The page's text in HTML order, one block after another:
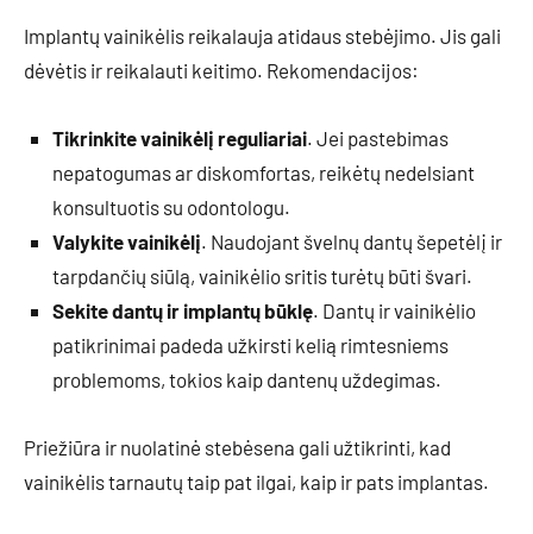
Implantų vainikėlis reikalauja atidaus stebėjimo. Jis gali
dėvėtis ir reikalauti keitimo. Rekomendacijos:
Tikrinkite vainikėlį reguliariai. Jei pastebimas
nepatogumas ar diskomfortas, reikėtų nedelsiant
konsultuotis su odontologu.
Valykite vainikėlį. Naudojant švelnų dantų šepetėlį ir
tarpdančių siūlą, vainikėlio sritis turėtų būti švari.
Sekite dantų ir implantų būklę. Dantų ir vainikėlio
patikrinimai padeda užkirsti kelią rimtesniems
problemoms, tokios kaip dantenų uždegimas.
Priežiūra ir nuolatinė stebėsena gali užtikrinti, kad
vainikėlis tarnautų taip pat ilgai, kaip ir pats implantas.